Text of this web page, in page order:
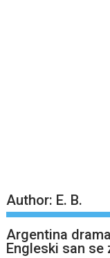
Author: E. B.
Argentina
Engleski san